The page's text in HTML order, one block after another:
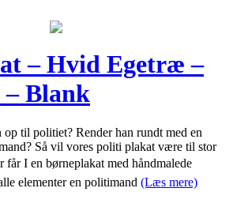
– Hvid Egetræ –
– Blank
til politiet? Render han rundt med en
Så vil vores politi plakat være til stor
får I en børneplakat med håndmalede
elementer en politimand (Læs mere)